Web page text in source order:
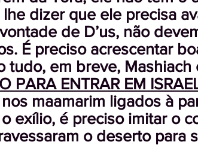
lhe dizer que ele precisa
de D’us, não
É preciso acrescentar
tudo, em breve, Mashiach
PARA ENTRAR EM
maamarim ligados à
o exílio, é preciso imitar o
o deserto para